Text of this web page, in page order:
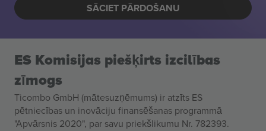
SĀCIET PĀRDOŠANU
ES Komisijas piešķirts izcilības
zīmogs
Ticombo GmbH (mātesuzņēmums) ir atzīts ES
pētniecības un inovāciju finansēšanas programmā
"Apvārsnis 2020", par savu priekšlikumu Nr. 782393.